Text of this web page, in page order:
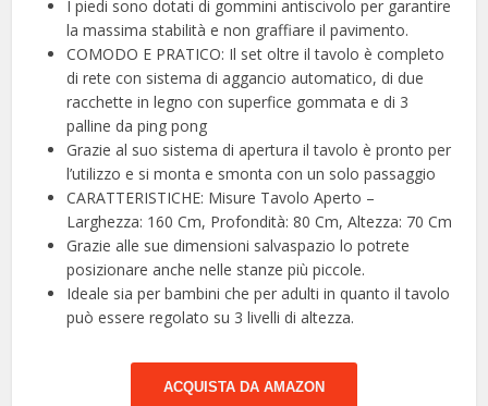
I piedi sono dotati di gommini antiscivolo per garantire
la massima stabilità e non graffiare il pavimento.
COMODO E PRATICO: Il set oltre il tavolo è completo
di rete con sistema di aggancio automatico, di due
racchette in legno con superfice gommata e di 3
palline da ping pong
Grazie al suo sistema di apertura il tavolo è pronto per
l’utilizzo e si monta e smonta con un solo passaggio
CARATTERISTICHE: Misure Tavolo Aperto –
Larghezza: 160 Cm, Profondità: 80 Cm, Altezza: 70 Cm
Grazie alle sue dimensioni salvaspazio lo potrete
posizionare anche nelle stanze più piccole.
Ideale sia per bambini che per adulti in quanto il tavolo
può essere regolato su 3 livelli di altezza.
ACQUISTA DA AMAZON